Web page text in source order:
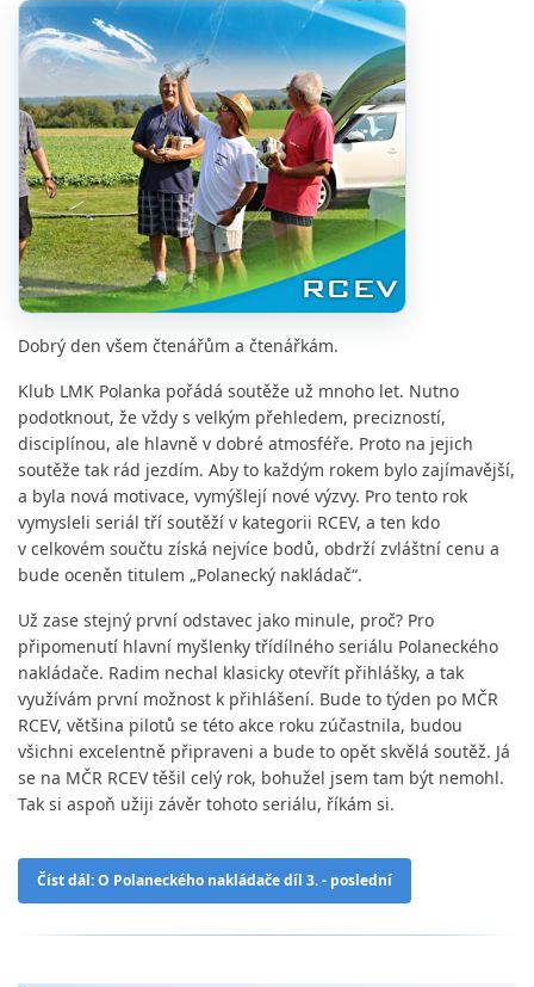
Dobrý den všem čtenářům a čtenářkám.
Klub LMK Polanka pořádá soutěže už mnoho let. Nutno
podotknout, že vždy s velkým přehledem, precizností,
disciplínou, ale hlavně v dobré atmosféře. Proto na jejich
soutěže tak rád jezdím. Aby to každým rokem bylo zajímavější,
a byla nová motivace, vymýšlejí nové výzvy. Pro tento rok
vymysleli seriál tří soutěží v kategorii RCEV, a ten kdo
v celkovém součtu získá nejvíce bodů, obdrží zvláštní cenu a
bude oceněn titulem „Polanecký nakládač“.
Už zase stejný první odstavec jako minule, proč? Pro
připomenutí hlavní myšlenky třídílného seriálu Polaneckého
nakládače. Radim nechal klasicky otevřít přihlášky, a tak
využívám první možnost k přihlášení. Bude to týden po MČR
RCEV, většina pilotů se této akce roku zúčastnila, budou
všichni excelentně připraveni a bude to opět skvělá soutěž. Já
se na MČR RCEV těšil celý rok, bohužel jsem tam být nemohl.
Tak si aspoň užiji závěr tohoto seriálu, říkám si.
Číst dál: O Polaneckého nakládače díl 3. - poslední